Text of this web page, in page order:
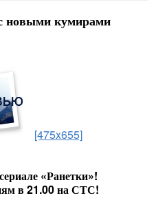
новыми кумирами
[475x655]
«Ранетки»!
в 21.00 на СТС!